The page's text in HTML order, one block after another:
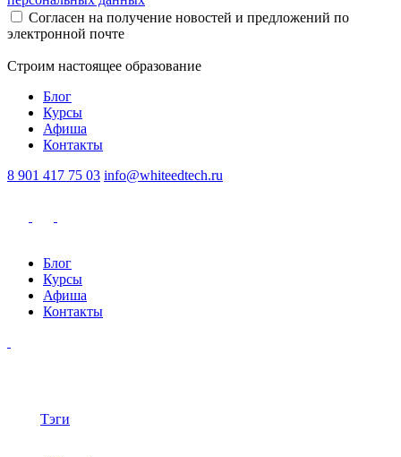
Согласен на получение новостей и предложений по
электронной почте
Строим настоящее образование
Блог
Курсы
Афиша
Контакты
8 901 417 75 03 info@whiteedtech.ru
Блог
Курсы
Афиша
Контакты
Тэги